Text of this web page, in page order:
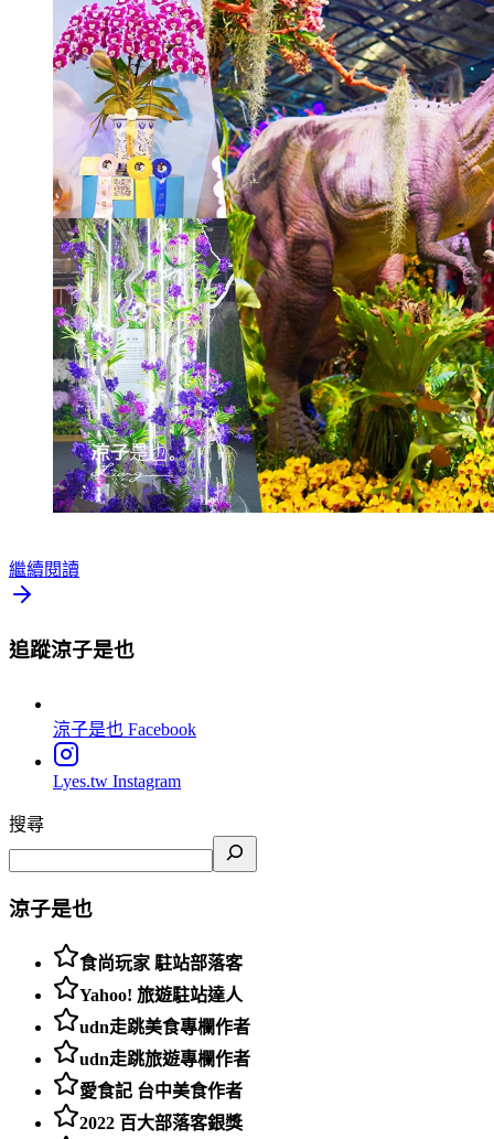
繼續閱讀
追蹤涼子是也
涼子是也 Facebook
Lyes.tw Instagram
搜尋
涼子是也
食尚玩家 駐站部落客
Yahoo! 旅遊駐站達人
udn走跳美食專欄作者
udn走跳旅遊專欄作者
愛食記 台中美食作者
2022 百大部落客銀獎